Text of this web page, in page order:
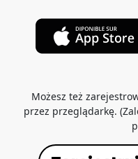
Możesz też
przez przeglądarkę.